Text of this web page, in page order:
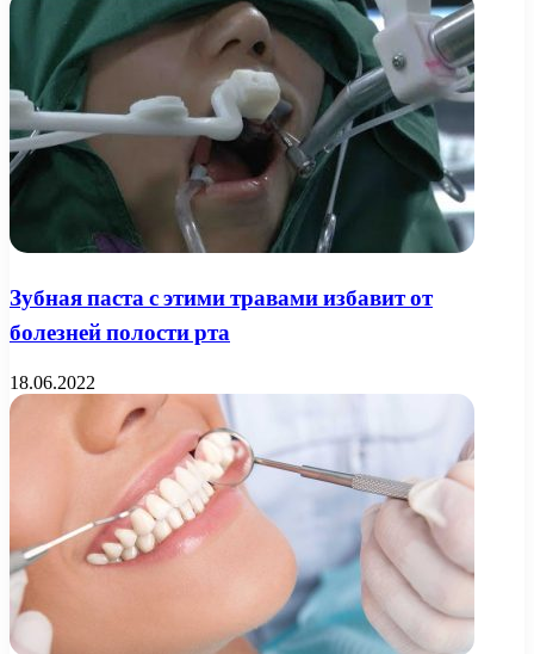
Зубная паста с этими травами избавит от
болезней полости рта
18.06.2022